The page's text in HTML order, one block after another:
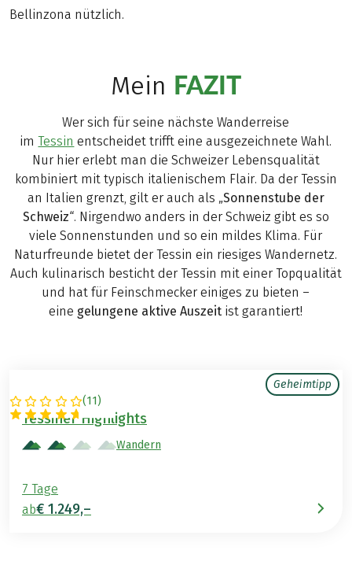
Bellinzona nützlich.
Mein FAZIT
Wer sich für seine nächste Wanderreise
imTessin entscheidet trifft eine ausgezeichnete Wahl.
Nur hier erlebt man die Schweizer Lebensqualität
kombiniert mit typisch italienischem Flair. Da der Tessin
an Italien grenzt, gilt er auch als „Sonnenstube der
Schweiz“. Nirgendwo anders in der Schweiz gibt es so
viele Sonnenstunden und so ein mildes Klima. Für
Naturfreunde bietet der Tessin ein riesiges Wandernetz.
Auch kulinarisch besticht der Tessin mit einer Topqualität
und hat für Feinschmecker einiges zu bieten –
eine gelungene aktive Auszeit ist garantiert!
Geheimtipp
(11)
SCHWEIZ
Tessiner Highlights
Wandern
7 Tage
ab€ 1.249,–